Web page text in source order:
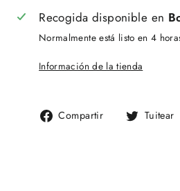
Recogida disponible en
Normalmente está listo en 4
Información de la tienda
Compartir
Compartir
Tuitear